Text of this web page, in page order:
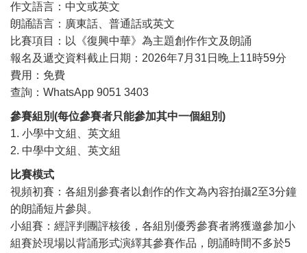
作文語言：中文或英文
朗誦語言：廣東話、普通話或英文
比賽項目：以《復興中華》為主題創作作文及朗誦
報名及遞交資料截止日期：2026年7月31日晚上11時59分
費用：免費
查詢：WhatsApp 9051 3403
參賽組別(每位參賽者只能參加其中一個組別)
1. 小學中文組、英文組
2. 中學中文組、英文組
比賽模式
視頻初賽：各組別參賽者以創作的作文為內容拍攝2至3分鐘
的朗誦短片參與。
小組賽：經評判團評核後，各組別優秀參賽者將獲邀參加小
組賽於現場以背誦形式演繹其參賽作品，朗誦時間不多於5